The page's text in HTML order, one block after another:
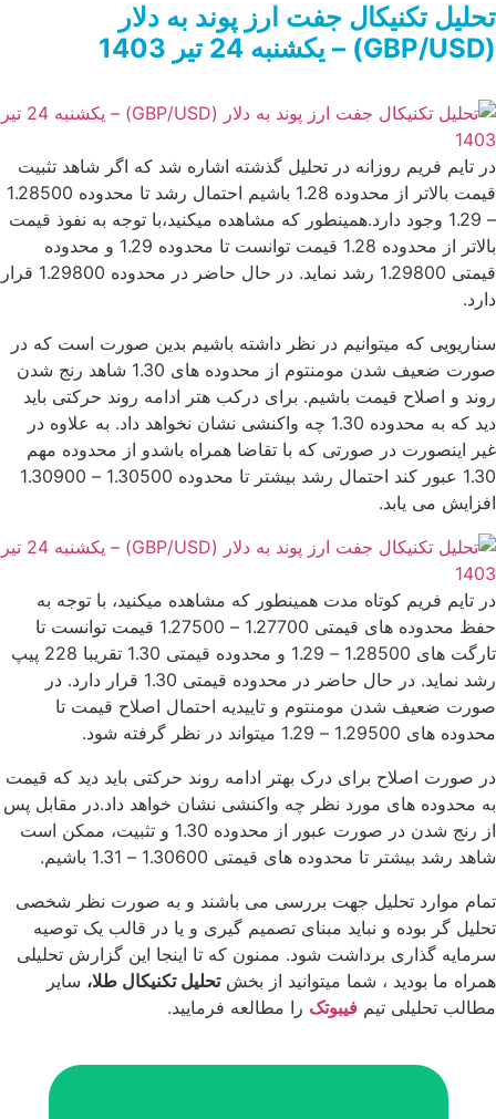
تحلیل تکنیکال جفت ارز پوند به دلار
(GBP/USD) – یکشنبه 24 تیر 1403
در تایم فریم روزانه در تحلیل گذشته اشاره شد که اگر شاهد تثبیت
قیمت بالاتر از محدوده 1.28 باشیم احتمال رشد تا محدوده 1.28500
– 1.29 وجود دارد.همینطور که مشاهده میکنید،با توجه به نفوذ قیمت
بالاتر از محدوده 1.28 قیمت توانست تا محدوده 1.29 و محدوده
قیمتی 1.29800 رشد نماید. در حال حاضر در محدوده 1.29800 قرار
دارد.
سناریویی که میتوانیم در نظر داشته باشیم بدین صورت است که در
صورت ضعیف شدن مومنتوم از محدوده های 1.30 شاهد رنج شدن
روند و اصلاح قیمت باشیم. برای درکب هتر ادامه روند حرکتی باید
دید که به محدوده 1.30 چه واکنشی نشان نخواهد داد. به علاوه در
غیر اینصورت در صورتی که با تقاضا همراه باشدو از محدوده مهم
1.30 عبور کند احتمال رشد بیشتر تا محدوده 1.30500 – 1.30900
افزایش می یابد.
در تایم فریم کوتاه مدت همینطور که مشاهده میکنید، با توجه به
حفظ محدوده های قیمتی 1.27700 – 1.27500 قیمت توانست تا
تارگت های 1.28500 – 1.29 و محدوده قیمتی 1.30 تقریبا 228 پیپ
رشد نماید. در حال حاضر در محدوده قیمتی 1.30 قرار دارد. در
صورت ضعیف شدن مومنتوم و تاییدیه احتمال اصلاح قیمت تا
محدوده های 1.29500 – 1.29 میتواند در نظر گرفته شود.
در صورت اصلاح برای درک بهتر ادامه روند حرکتی باید دید که قیمت
به محدوده های مورد نظر چه واکنشی نشان خواهد داد.در مقابل پس
از رنج شدن در صورت عبور از محدوده 1.30 و تثبیت، ممکن است
شاهد رشد بیشتر تا محدوده های قیمتی 1.30600 – 1.31 باشیم.
تمام موارد تحلیل جهت بررسی می باشند و به صورت نظر شخصی
تحلیل گر بوده و نباید مبنای تصمیم گیری و یا در قالب یک توصیه
سرمایه گذاری برداشت شود. ممنون که تا اینجا این گزارش تحلیلی
همراه ما بودید ، شما میتوانید از بخشتحلیل تکنیکال طلا، سایر
مطالب تحلیلی تیم فیبوتک را مطالعه فرمایید.